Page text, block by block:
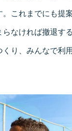
。これまでにも提
なければ撤退す
くり、みんなで利